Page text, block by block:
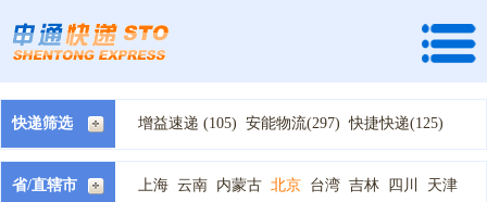
快递筛选 增益速递 (105) 安能物流(297) 快捷快递(125)
全峰快递(140) 龙邦速运 (70) 天地华宇 (34)
速尔快递(71) 宅急送快递(206)
中通快递(186)
省/直辖市 上海 云南 内蒙古 北京 台湾 吉林 四川
天津